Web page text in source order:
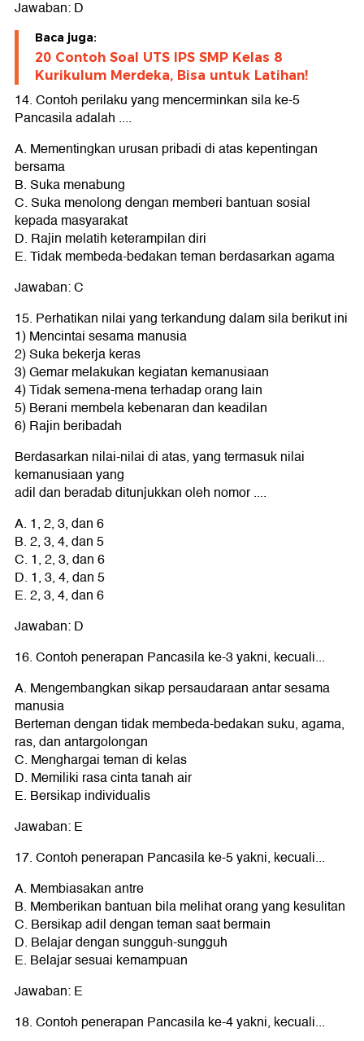
Jawaban: D
Baca juga:
20 Contoh Soal UTS IPS SMP Kelas 8
Kurikulum Merdeka, Bisa untuk Latihan!
14. Contoh perilaku yang mencerminkan sila ke-5
Pancasila adalah ....
A. Mementingkan urusan pribadi di atas kepentingan
bersama
B. Suka menabung
C. Suka menolong dengan memberi bantuan sosial
kepada masyarakat
D. Rajin melatih keterampilan diri
E. Tidak membeda-bedakan teman berdasarkan agama
Jawaban: C
15. Perhatikan nilai yang terkandung dalam sila berikut ini
1) Mencintai sesama manusia
2) Suka bekerja keras
3) Gemar melakukan kegiatan kemanusiaan
4) Tidak semena-mena terhadap orang lain
5) Berani membela kebenaran dan keadilan
6) Rajin beribadah
Berdasarkan nilai-nilai di atas, yang termasuk nilai
kemanusiaan yang
adil dan beradab ditunjukkan oleh nomor ....
A. 1, 2, 3, dan 6
B. 2, 3, 4, dan 5
C. 1, 2, 3, dan 6
D. 1, 3, 4, dan 5
E. 2, 3, 4, dan 6
Jawaban: D
16. Contoh penerapan Pancasila ke-3 yakni, kecuali...
A. Mengembangkan sikap persaudaraan antar sesama
manusia
Berteman dengan tidak membeda-bedakan suku, agama,
ras, dan antargolongan
C. Menghargai teman di kelas
D. Memiliki rasa cinta tanah air
E. Bersikap individualis
Jawaban: E
17. Contoh penerapan Pancasila ke-5 yakni, kecuali...
A. Membiasakan antre
B. Memberikan bantuan bila melihat orang yang kesulitan
C. Bersikap adil dengan teman saat bermain
D. Belajar dengan sungguh-sungguh
E. Belajar sesuai kemampuan
Jawaban: E
18. Contoh penerapan Pancasila ke-4 yakni, kecuali...